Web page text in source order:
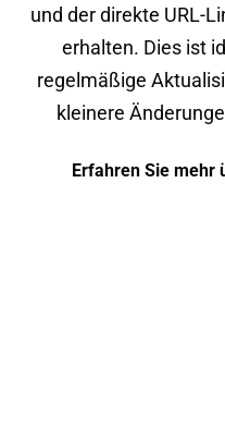
und der direkte URL-
erhalten. Dies ist
regelmäßige
kleinere
Erfahren Sie mehr